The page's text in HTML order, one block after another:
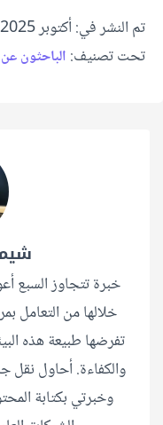
تم النشر في: أكتوبر 2025
تحت تصنيف: الباحثون
خبرة تتجاوز السبع
خلالها من التعامل
تفرضها طبيعة هذه
والكفاءة. أحاول نقل
وخبرتي بكتابة